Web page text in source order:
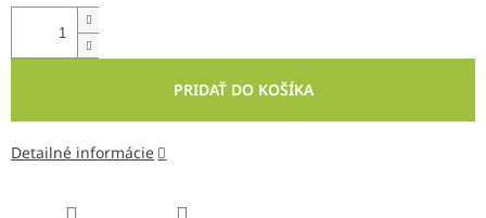
PRIDAŤ DO KOŠÍKA
Detailné informácie